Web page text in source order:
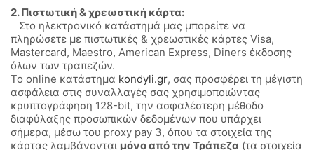
2. Πιστωτική & χρεωστική κάρτα:
Στο ηλεκτρονικό κατάστημά μας μπορείτε να
πληρώσετε με πιστωτικές & χρεωστικές κάρτες Visa,
Mastercard, Maestro, American Express, Diners έκδοσης
όλων των τραπεζών.
Το online κατάστημα kondyli.gr, σας προσφέρει τη μέγιστη
ασφάλεια στις συναλλαγές σας χρησιμοποιώντας
κρυπτογράφηση 128-bit, την ασφαλέστερη μέθοδο
διαφύλαξης προσωπικών δεδομένων που υπάρχει
σήμερα, μέσω του proxy pay 3, όπου τα στοιχεία της
κάρτας λαμβάνονται μόνο από την Τράπεζα (τα στοιχεία